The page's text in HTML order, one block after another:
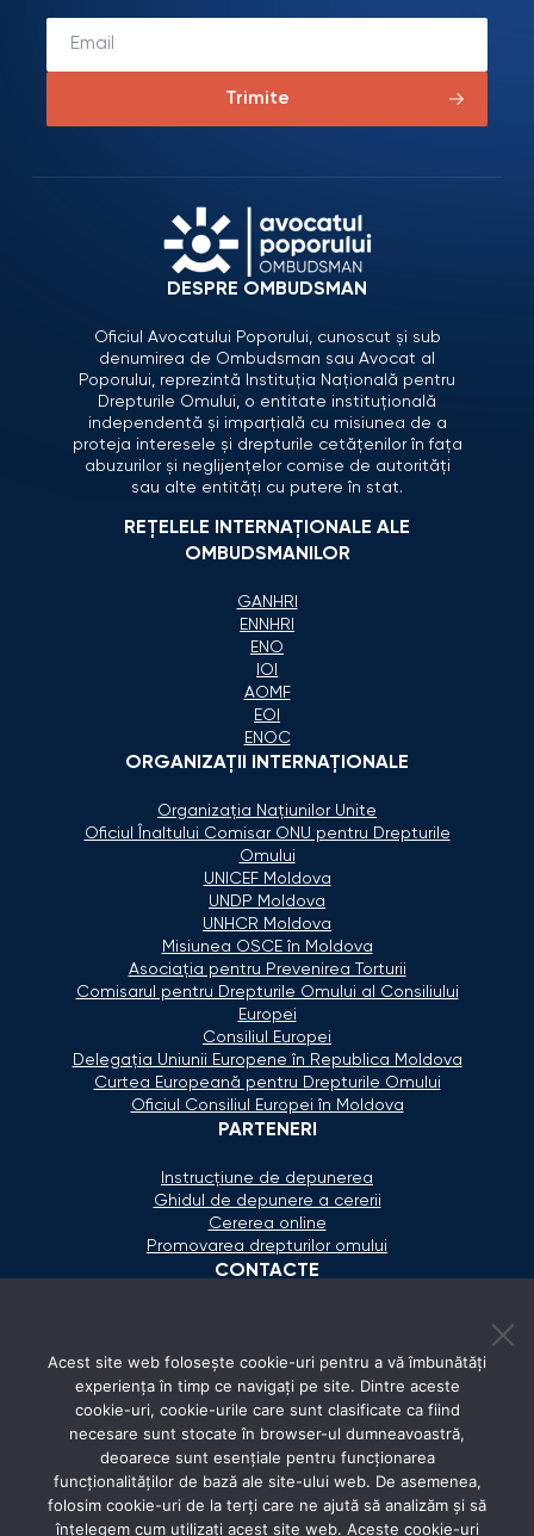
Trimite
DESPRE OMBUDSMAN
Oficiul Avocatului Poporului, cunoscut și sub
denumirea de Ombudsman sau Avocat al
Poporului, reprezintă Instituția Națională pentru
Drepturile Omului, o entitate instituțională
independentă și imparțială cu misiunea de a
proteja interesele și drepturile cetățenilor în fața
abuzurilor și neglijențelor comise de autorități
sau alte entități cu putere în stat.
REȚELELE INTERNAȚIONALE ALE
OMBUDSMANILOR
GANHRI
ENNHRI
ENO
IOI
AOMF
EOI
ENOC
ORGANIZAŢII INTERNAŢIONALE
Organizaţia Naţiunilor Unite
Oficiul Înaltului Comisar ONU pentru Drepturile
Omului
UNICEF Moldova
UNDP Moldova
UNHCR Moldova
Misiunea OSCE în Moldova
Asociaţia pentru Prevenirea Torturii
Comisarul pentru Drepturile Omului al Consiliului
Europei
Consiliul Europei
Delegaţia Uniunii Europene în Republica Moldova
Curtea Europeană pentru Drepturile Omului
Oficiul Consiliul Europei în Moldova
PARTENERI
Instrucțiune de depunerea
Ghidul de depunere a cererii
Cererea online
Promovarea drepturilor omului
CONTACTE
secretariat@ombudsman.md
Strada Calea Ieşilor 11/3, Chişinău
Luni - Vineri: 08:00 - 17:00
REȚELE SOCIALE
Acest site web folosește cookie-uri pentru a vă îmbunătăți
experiența în timp ce navigați pe site. Dintre aceste
cookie-uri, cookie-urile care sunt clasificate ca fiind
necesare sunt stocate în browser-ul dumneavoastră,
deoarece sunt esențiale pentru funcționarea
funcționalităților de bază ale site-ului web. De asemenea,
folosim cookie-uri de la terți care ne ajută să analizăm și să
înțelegem cum utilizați acest site web. Aceste cookie-uri